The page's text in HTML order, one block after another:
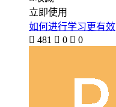
立即使用
如何进行学习更有效
 481  0  0